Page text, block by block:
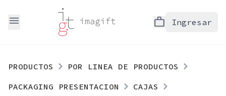
menu work Ingresar
PRODUCTOS
POR LINEA DE PRODUCTOS
PACKAGING PRESENTACION
CAJAS